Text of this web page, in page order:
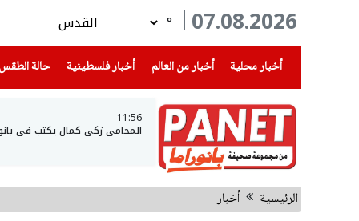
07.08.2026
°
أخبار محلية
(current) أخبار من العالم أخبار فلسطينية(current) حالة الطقس
11:56
المحامي زكي كمال يكتب في
الرئيسية أخبار